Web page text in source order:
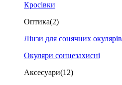
Кросівки
Оптика(2)
Лінзи для сонячних окулярів
Окуляри сонцезахисні
Аксесуари(12)